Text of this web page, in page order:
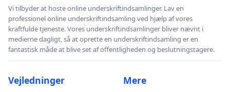
Vi tilbyder at hoste online underskriftindsamlinger. Lav en
professionel online underskriftindsamling ved hjælp af vores
kraftfulde tjeneste. Vores underskriftindsamlinger bliver nævnt i
medierne dagligt, så at oprette en underskriftindsamling er en
fantastisk måde at blive set af offentligheden og beslutningstagere.
Vejledninger Mere